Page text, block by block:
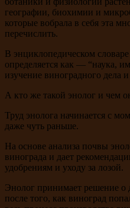
географии, биохимии и
которые вобрала в себя эта
перечислить.
В энциклопедическом
определяется как — “наука,
изучение виноградного дела
А кто же такой энолог и чем
Труд энолога начинается с
даже чуть раньше.
На основе анализа почвы
винограда и дает
удобрениям и уходу за лозой.
Энолог принимает решение о
после того, как виноград